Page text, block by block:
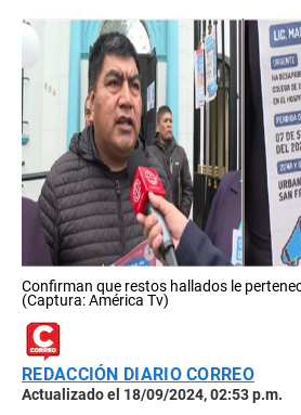
Confirman que restos hallados le
(Captura: América Tv)
REDACCIÓN DIARIO CORREO
Actualizado el 18/09/2024, 02:53 p.m.